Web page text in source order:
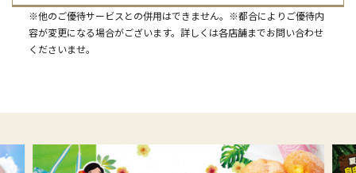
※他のご優待サービスとの併用はできません。※都合によりご優待内
容が変更になる場合がございます。詳しくは各店舗までお問い合わせ
くださいませ。